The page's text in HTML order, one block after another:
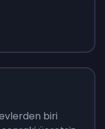
biri